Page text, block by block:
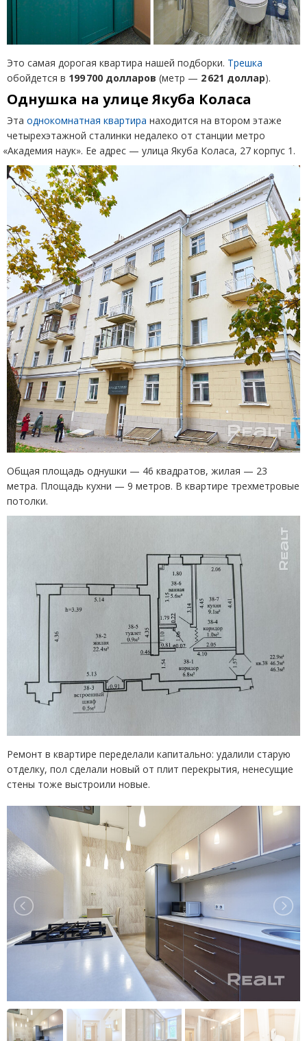
Это самая дорогая квартира нашей подборки. Трешка
обойдется в 199 700 долларов (метр — 2 621 доллар).
Однушка на улице Якуба Коласа
Эта однокомнатная квартира находится на втором этаже
четырехэтажной сталинки недалеко от станции метро
«Академия наук». Ее адрес — улица Якуба Коласа, 27 корпус 1.
Общая площадь однушки — 46 квадратов, жилая — 23
метра. Площадь кухни — 9 метров. В квартире трехметровые
потолки.
Ремонт в квартире переделали капитально: удалили старую
отделку, пол сделали новый от плит перекрытия, ненесущие
стены тоже выстроили новые.